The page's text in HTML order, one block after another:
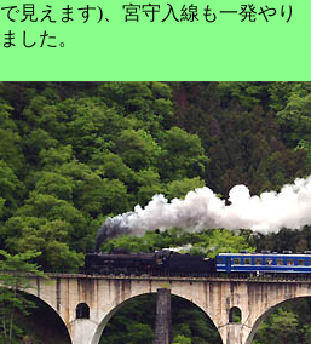
で見えます)、宮守入線も一発やり
ました。